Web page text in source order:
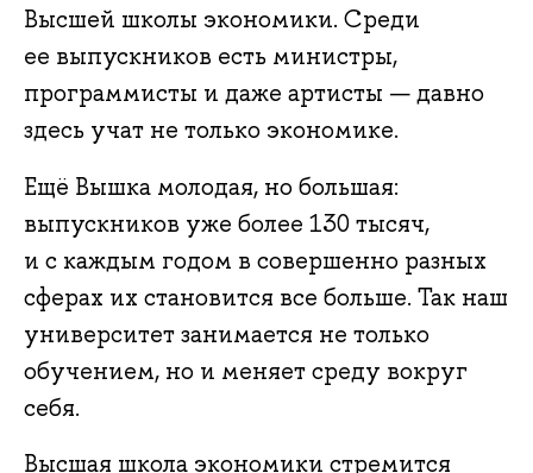
Высшей школы экономики. Среди
ее выпускников есть министры,
программисты и даже артисты — давно
здесь учат не только экономике.
Ещё Вышка молодая, но большая:
выпускников уже более 130 тысяч,
и с каждым годом в совершенно разных
сферах их становится все больше. Так наш
университет занимается не только
обучением, но и меняет среду вокруг
себя.
Высшая школа экономики стремится